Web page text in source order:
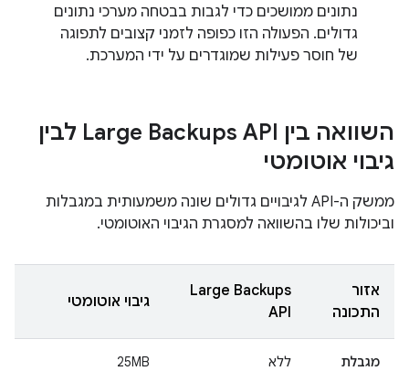
נתונים ממושכים כדי לגבות בבטחה מערכי נתונים
גדולים. הפעולה הזו כפופה לזמני קצובים לתפוגה
של חוסר פעילות שמוגדרים על ידי המערכת.
השוואה בין Large Backups API לבין
גיבוי אוטומטי
ממשק ה-API לגיבויים גדולים שונה משמעותית במגבלות
וביכולות שלו בהשוואה למסגרת הגיבוי האוטומטי.
אזור
התכונה
Large Backups
API
גיבוי אוטומטי
מגבלת
ללא 25MB